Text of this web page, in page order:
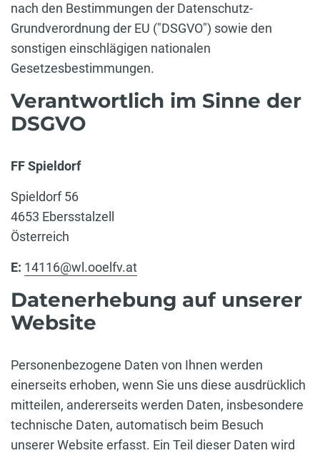
nach den Bestimmungen der Datenschutz-
Grundverordnung der EU ("DSGVO") sowie den
sonstigen einschlägigen nationalen
Gesetzesbestimmungen.
Verantwortlich im Sinne der
DSGVO
FF Spieldorf
Spieldorf 56
4653 Ebersstalzell
Österreich
E: 14116@wl.ooelfv.at
Datenerhebung auf unserer
Website
Personenbezogene Daten von Ihnen werden
einerseits erhoben, wenn Sie uns diese ausdrücklich
mitteilen, andererseits werden Daten, insbesondere
technische Daten, automatisch beim Besuch
unserer Website erfasst. Ein Teil dieser Daten wird